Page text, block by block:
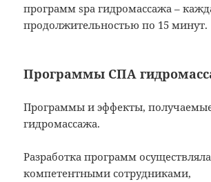
программ spa гидромассажа –
продолжительностью по 15 минут.
Программы СПА
Программы и эффекты,
гидромассажа.
Разработка программ
компетентными сотрудниками,